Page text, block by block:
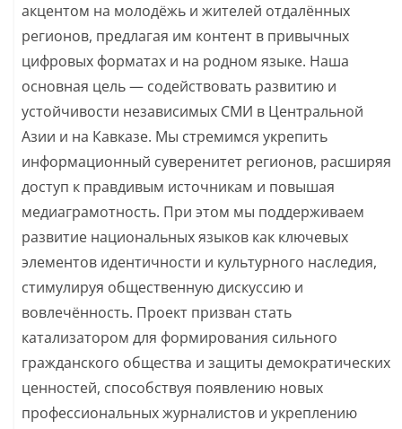
акцентом на молодёжь и жителей отдалённых
регионов, предлагая им контент в привычных
цифровых форматах и на родном языке. Наша
основная цель — содействовать развитию и
устойчивости независимых СМИ в Центральной
Азии и на Кавказе. Мы стремимся укрепить
информационный суверенитет регионов, расширяя
доступ к правдивым источникам и повышая
медиаграмотность. При этом мы поддерживаем
развитие национальных языков как ключевых
элементов идентичности и культурного наследия,
стимулируя общественную дискуссию и
вовлечённость. Проект призван стать
катализатором для формирования сильного
гражданского общества и защиты демократических
ценностей, способствуя появлению новых
профессиональных журналистов и укреплению